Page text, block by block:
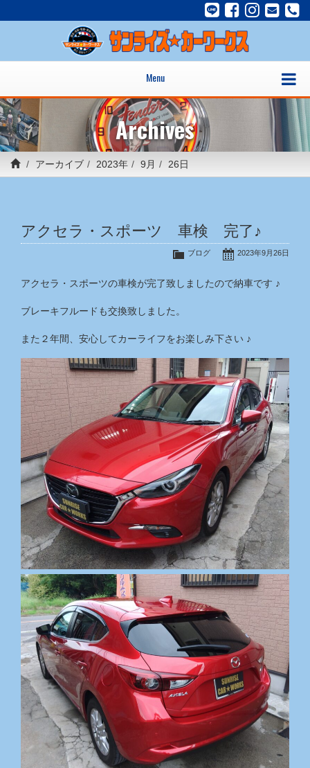
Menu
Archives
アーカイブ 2023年 9月 26日
アクセラ・スポーツ 車検 完了♪
2023年9月26日
ブログ
アクセラ・スポーツの車検が完了致しましたので納車です ♪
ブレーキフルードも交換致しました。
また２年間、安心してカーライフをお楽しみ下さい ♪